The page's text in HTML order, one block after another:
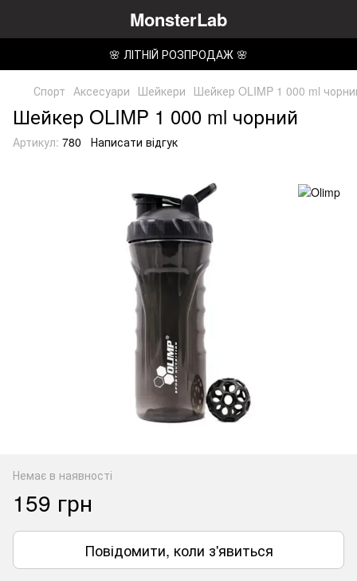
MonsterLab
🌸 ЛІТНІЙ РОЗПРОДАЖ 🌸
Спорт Аксесуари Шейкери Шейкер OLIMP 1 000 ml
Шейкер OLIMP 1 000 ml чорний
Артикул: 780 Написати відгук
Немає в наявності
159 грн
Повідомити, коли з'явиться